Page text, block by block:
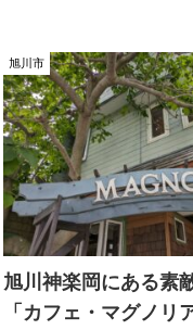
旭川市
旭川神楽岡にある素
「カフェ・マグノリ